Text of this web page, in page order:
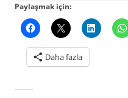
Paylaşmak için:
Daha fazla